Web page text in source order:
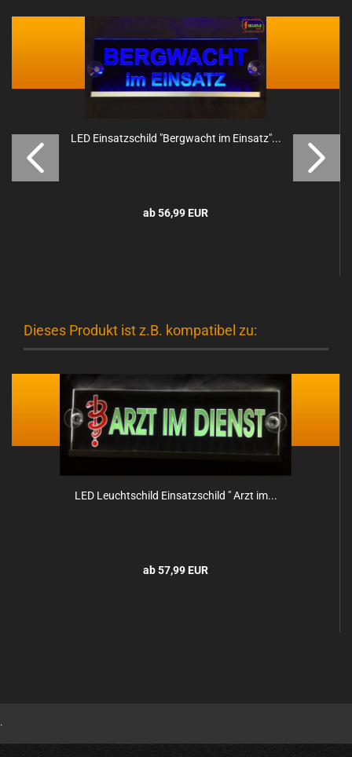
LED Ein­satz­schild "Berg­wacht im Ein­satz"...
ab 56,99 EUR
Dieses Produkt ist z.B. kompatibel zu:
LED Leucht­schild Ein­satz­schild " Arzt im...
ab 57,99 EUR
.